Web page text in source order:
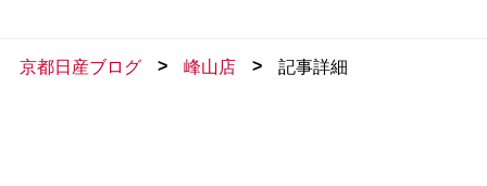
京都日産ブログ > 峰山店 > 記事詳細